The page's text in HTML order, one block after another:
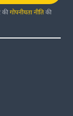
कीगोपनीयता नीतिकी